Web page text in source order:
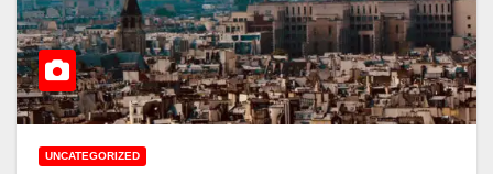
UNCATEGORIZED